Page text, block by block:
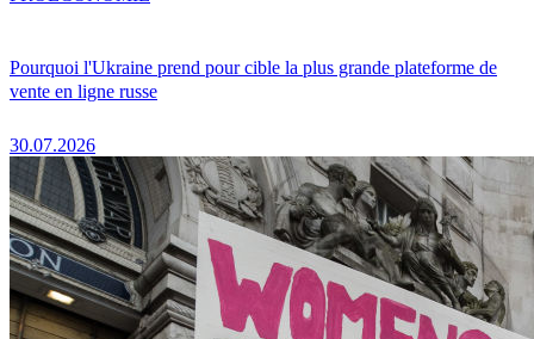
Pourquoi l'Ukraine prend pour cible la plus grande plateforme de
vente en ligne russe
30.07.2026